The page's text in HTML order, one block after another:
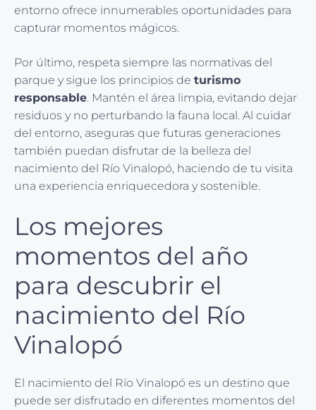
entorno ofrece innumerables oportunidades para
capturar momentos mágicos.
Por último, respeta siempre las normativas del
parque y sigue los principios de turismo
responsable. Mantén el área limpia, evitando dejar
residuos y no perturbando la fauna local. Al cuidar
del entorno, aseguras que futuras generaciones
también puedan disfrutar de la belleza del
nacimiento del Río Vinalopó, haciendo de tu visita
una experiencia enriquecedora y sostenible.
Los mejores
momentos del año
para descubrir el
nacimiento del Río
Vinalopó
El nacimiento del Río Vinalopó es un destino que
puede ser disfrutado en diferentes momentos del